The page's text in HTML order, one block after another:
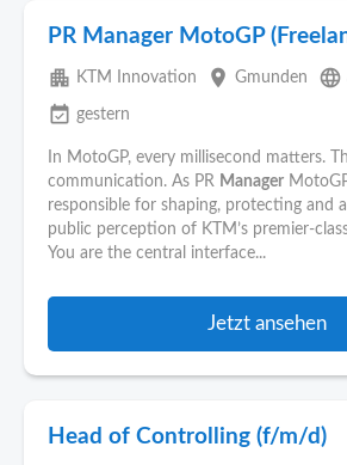
PR Manager MotoGP
apartment KTM Innovation place Gmunden language
event_available gestern
In MotoGP, every millisecond matters.
communication. As PR Manager
responsible for shaping, protecting and
public perception of KTM’s
You are the central interface...
Jetzt ansehen
Head of Controlling (f/m/d)